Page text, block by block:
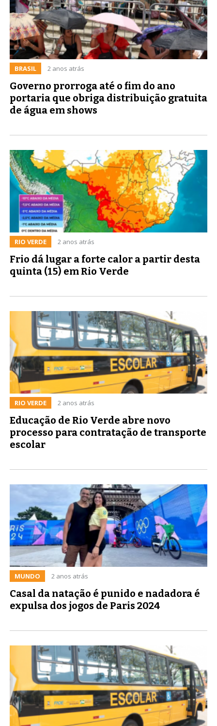
BRASIL 2 anos atrás
Governo prorroga até o fim do ano
portaria que obriga distribuição gratuita
de água em shows
RIO VERDE 2 anos atrás
Frio dá lugar a forte calor a partir desta
quinta (15) em Rio Verde
RIO VERDE 2 anos atrás
Educação de Rio Verde abre novo
processo para contratação de transporte
escolar
MUNDO 2 anos atrás
Casal da natação é punido e nadadora é
expulsa dos jogos de Paris 2024